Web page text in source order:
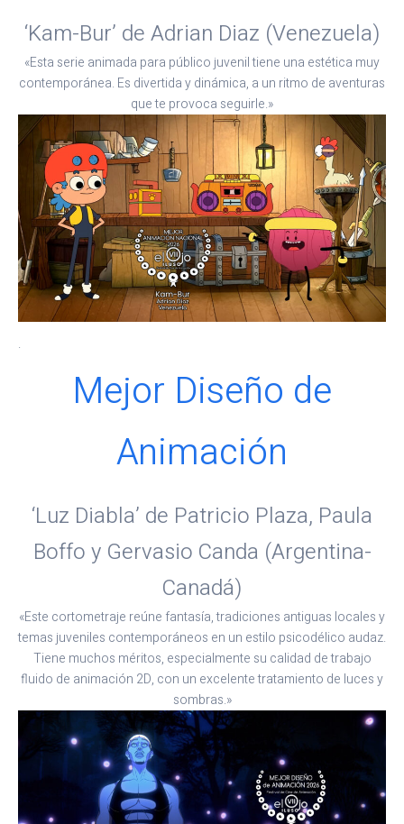
‘Kam-Bur’ de Adrian Diaz (Venezuela)
«Esta serie animada para público juvenil tiene una estética muy
contemporánea. Es divertida y dinámica, a un ritmo de aventuras
que te provoca seguirle.»
.
Mejor Diseño de
Animación
‘Luz Diabla’ de Patricio Plaza, Paula
Boffo y Gervasio Canda (Argentina-
Canadá)
«Este cortometraje reúne fantasía, tradiciones antiguas locales y
temas juveniles contemporáneos en un estilo psicodélico audaz.
Tiene muchos méritos, especialmente su calidad de trabajo
fluido de animación 2D, con un excelente tratamiento de luces y
sombras.»